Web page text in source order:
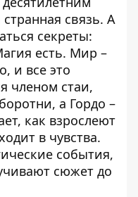
связь. А
секреты:
есть. Мир –
и все это
членом стаи,
а Гордо –
как взрослеют
в чувства.
события,
сюжет до